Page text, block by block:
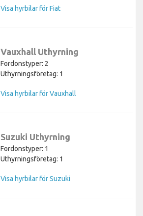
Visa hyrbilar för Fiat
Vauxhall Uthyrning
Fordonstyper: 2
Uthyrningsföretag: 1
Visa hyrbilar för Vauxhall
Suzuki Uthyrning
Fordonstyper: 1
Uthyrningsföretag: 1
Visa hyrbilar för Suzuki